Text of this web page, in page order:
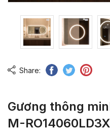
Share:
Gương thông
M-